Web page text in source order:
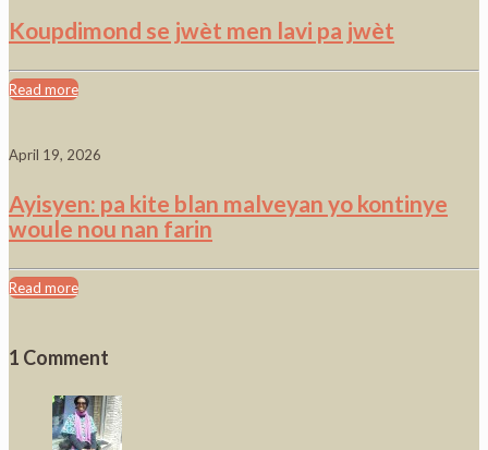
Koupdimond se jwèt men lavi pa jwèt
Read more
April 19, 2026
Ayisyen: pa kite blan malveyan yo kontinye
woule nou nan farin
Read more
1 Comment